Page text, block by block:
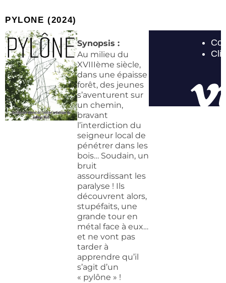
PYLONE (2024)​
Synopsis :
Au milieu du
XVIIIème siècle,
dans une épaisse
forêt, des jeunes
s’aventurent sur
un chemin,
bravant
l’interdiction du
seigneur local de
pénétrer dans les
bois… Soudain, un
bruit
assourdissant les
paralyse ! Ils
découvrent alors,
stupéfaits, une
grande tour en
métal face à eux…
et ne vont pas
tarder à
apprendre qu’il
s’agit d’un
« pylône » !